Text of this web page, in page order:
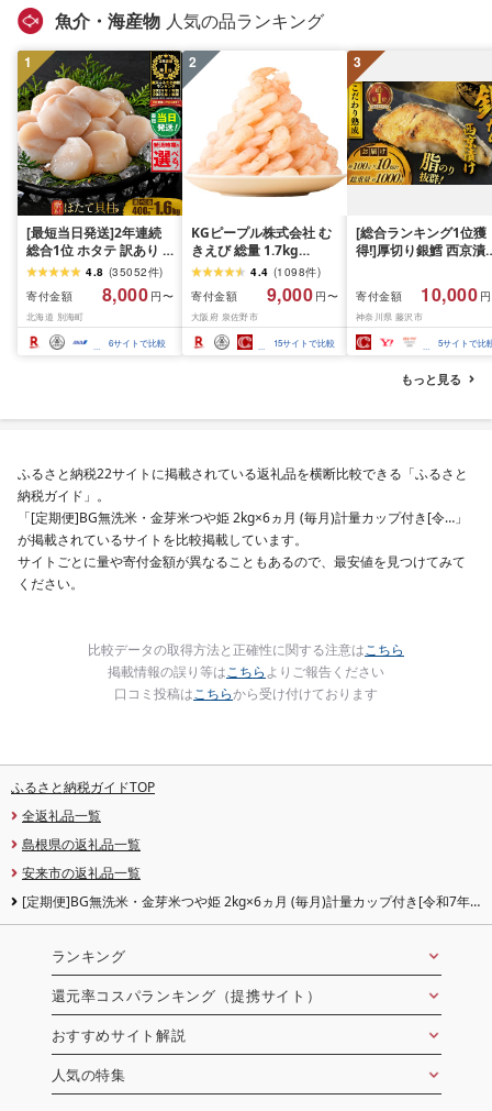
手県 盛岡市 東北 岩手 盛
魚介・海産物 人気の品ランキング
1
[最短当日発送]2年連続
総合1位 ホタテ 訳あり (
ふるさと納税 ほたて ふ
るさと納税 訳あり 帆立
ふるさと わけあり ホタ
テ貝柱 貝 人気 不揃い 刺
身 規格外 魚介 ランキン
グ 海鮮 冷凍 発送時期が
4.8 (35052件)
寄付金額
8,000 円〜
北海道 別海町
6サイトで比較
2
KGピープル株式会社 む
きえび 総量 1.7kg
(850g×2P) 特大 5Lサイ
ズ バナメイエビ バラ凍
結 下処理不要 サイズ不
揃い 訳あり
4.4 (1098件)
寄付金額
9,000 円〜
大阪府 泉佐野市
15サイトで比較
3
[総合ランキング1位獲
得!]厚切り銀鱈 西京漬
約 1,000g (約 100g ×
切) 西京味噌 西京みそ
噌漬け みそ 味噌 鮮魚
介 銀だら 銀ダラ ギン
ラ ぎんだら 鱈 タラ 魚
西京焼き 西京漬 西京
き 冷凍 厳選 鮮魚 漬け
礼品 おかず おつまみ
南 藤沢
寄付金額 10,000
神奈川県 藤沢市
5サイトで比
もっと見る
ふるさと納税22サイトに掲載されている返礼品を横断比較できる「ふるさと
納税ガイド」。
「[定期便]BG無洗米・金芽米つや姫 2kg×6ヵ月 (毎月)計量カップ付き[令…」
が掲載されているサイトを比較掲載しています。
サイトごとに量や寄付金額が異なることもあるので、最安値を見つけてみて
ください。
比較データの取得方法と正確性に関する注意はこちら
掲載情報の誤り等はこちらよりご報告ください
口コミ投稿はこちらから受け付けております
ふるさと納税ガイドTOP
全返礼品一覧
島根県の返礼品一覧
安来市の返礼品一覧
[定期便]BG無洗米・金芽米つや姫 2kg×6ヵ月 (毎月)計量カップ付き[令和7年
ランキング
還元率コスパランキング（提携サイト）
おすすめサイト解説
人気の特集